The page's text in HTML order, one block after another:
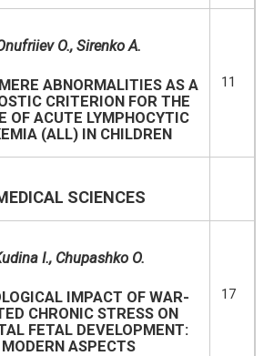
O., Sirenko A.
ABNORMALITIES AS A
CRITERION FOR THE
OF ACUTE LYMPHOCYTIC
(ALL) IN CHILDREN
11
SCIENCES
I., Chupashko O.
IMPACT OF WAR-
CHRONIC STRESS ON
FETAL DEVELOPMENT:
MODERN ASPECTS
17